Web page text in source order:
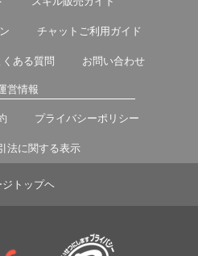
チャットご利用ガイド
くある質問 お問い合わせ
営情報
プライバシーポリシー
法に関する表示
ジトップヘ